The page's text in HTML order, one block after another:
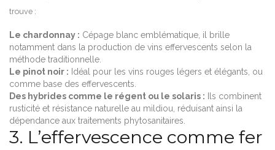
trouve :
Le chardonnay : Cépage blanc emblématique, il brille
notamment dans la production de vins effervescents selon la
méthode traditionnelle.
Le pinot noir : Idéal pour les vins rouges légers et élégants, ou
comme base des effervescents.
Des hybrides comme le régent ou le solaris : Ils combinent
rusticité et résistance naturelle au mildiou, réduisant ainsi la
dépendance aux traitements phytosanitaires.
3. L’effervescence comme fer